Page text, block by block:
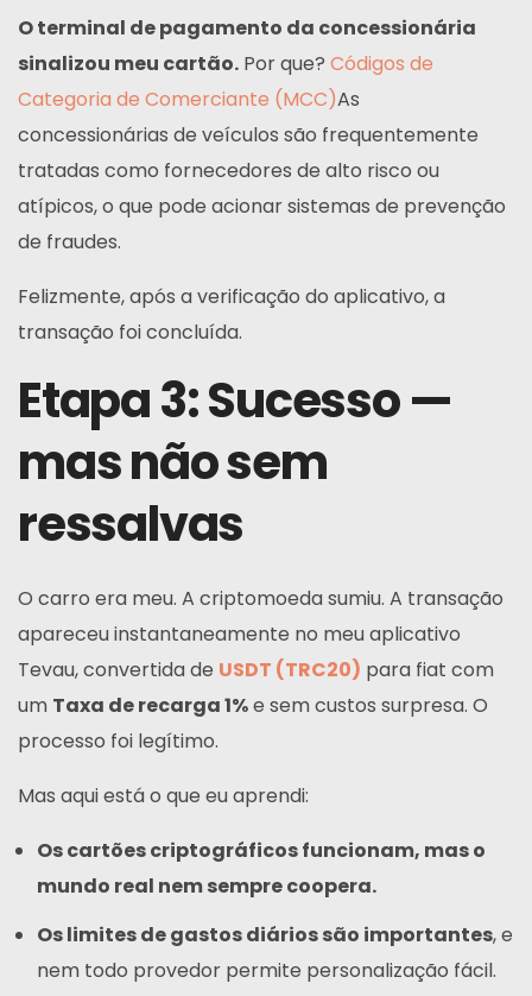
O terminal de pagamento da concessionária
sinalizou meu cartão. Por que? Códigos de
Categoria de Comerciante (MCC)As
concessionárias de veículos são frequentemente
tratadas como fornecedores de alto risco ou
atípicos, o que pode acionar sistemas de prevenção
de fraudes.
Felizmente, após a verificação do aplicativo, a
transação foi concluída.
Etapa 3: Sucesso —
mas não sem
ressalvas
O carro era meu. A criptomoeda sumiu. A transação
apareceu instantaneamente no meu aplicativo
Tevau, convertida de USDT (TRC20) para fiat com
um Taxa de recarga 1%e sem custos surpresa. O
processo foi legítimo.
Mas aqui está o que eu aprendi:
Os cartões criptográficos funcionam, mas o
mundo real nem sempre coopera.
Os limites de gastos diários são importantes, e
nem todo provedor permite personalização fácil.